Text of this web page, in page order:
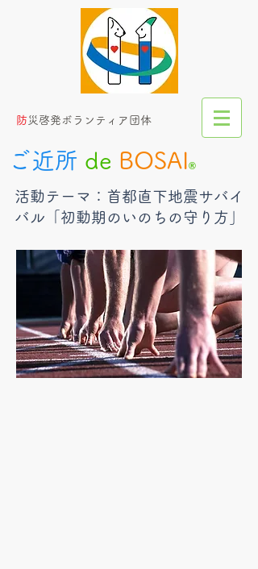
​ 防災啓発ボランティア団体
ご近所 de BOSAI®︎
​活動テーマ：首都直下地震サバイ
バル「初動期のいのちの守り方」